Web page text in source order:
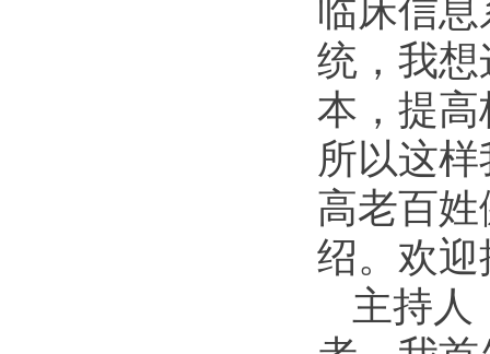
临床信
统，我
本，提
所以这
高老百
绍。欢
主持人